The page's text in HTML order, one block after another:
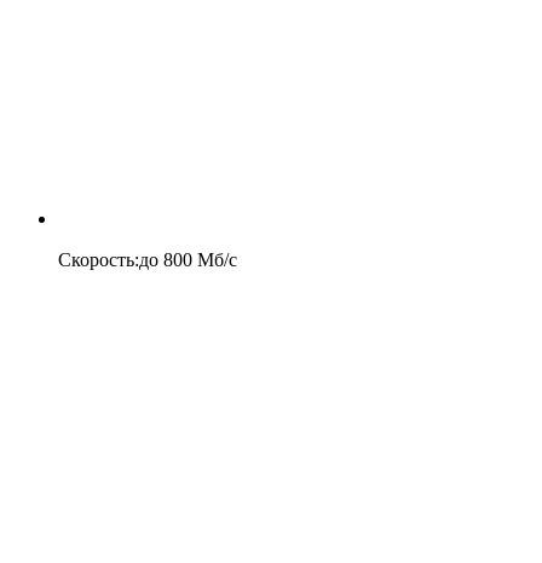
Скорость:до 800 Мб/c